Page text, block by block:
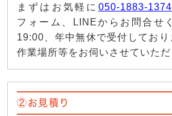
まずはお気軽に 050-1883-1374
フォーム、LINEからお問合せ
19:00、年中無休で受付してお
作業場所等をお伺いさせていただ
②お見積り